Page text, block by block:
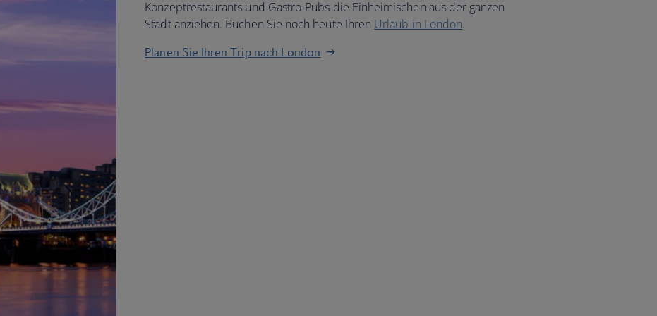
Konzeptrestaurants und Gastro-Pubs die Einheimischen aus der ganzen
Stadt anziehen. Buchen Sie noch heute Ihren Urlaub in London.
Planen Sie Ihren Trip nach London